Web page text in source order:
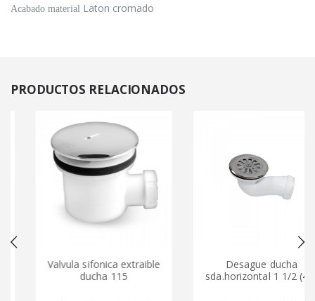
Acabado material Laton cromado
PRODUCTOS RELACIONADOS
Valvula sifonica extraible
ducha 115
Desague ducha
sda.horizontal 1 1/2 (40)